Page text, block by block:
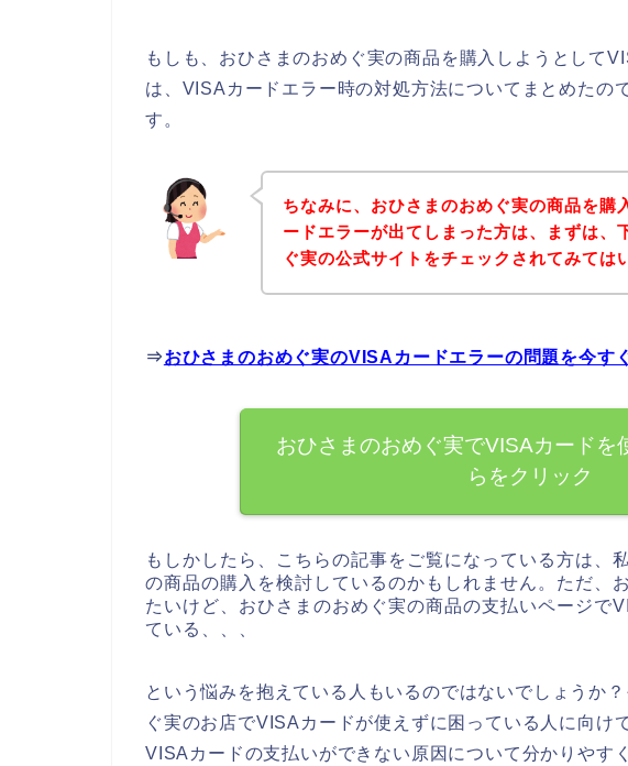
もしも、おひさまのおめぐ実の商品を購入しようとして
は、VISAカードエラー時の対処方法についてまとめたの
す。
ちなみに、おひさまのおめぐ実の商品を購
ードエラーが出てしまった方は、まずは、
ぐ実の公式サイトをチェックされてみては
⇒おひさまのおめぐ実のVISAカードエラーの問題を今す
おひさまのおめぐ実でVISAカードを
らをクリック
もしかしたら、こちらの記事をご覧になっている方は、
の商品の購入を検討しているのかもしれません。ただ、
たいけど、おひさまのおめぐ実の商品の支払いページで
ている、、、
という悩みを抱えている人もいるのではないでしょうか
ぐ実のお店でVISAカードが使えずに困っている人に向け
VISAカードの支払いができない原因について分かりやす